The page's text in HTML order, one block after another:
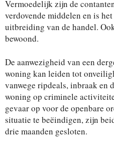
Vermoedelijk zijn de
verdovende middelen en is
uitbreiding van de handel.
bewoond.
De aanwezigheid van een
woning kan leiden tot
vanwege ripdeals, inbraak en
woning op criminele
gevaar op voor de openbare
situatie te beëindigen, zijn
drie maanden gesloten.